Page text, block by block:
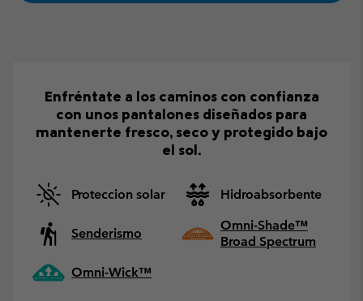
Enfréntate a los caminos con confianza
con unos pantalones diseñados para
mantenerte fresco, seco y protegido bajo
el sol.
Proteccion solar Hidroabsorbente
Senderismo
Omni-Shade™
Broad Spectrum
Omni-Wick™